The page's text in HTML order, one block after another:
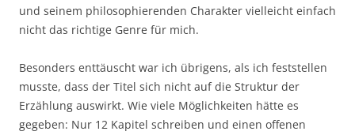
und seinem philosophierenden Charakter vielleicht einfach
nicht das richtige Genre für mich.
Besonders enttäuscht war ich übrigens, als ich feststellen
musste, dass der Titel sich nicht auf die Struktur der
Erzählung auswirkt. Wie viele Möglichkeiten hätte es
gegeben: Nur 12 Kapitel schreiben und einen offenen